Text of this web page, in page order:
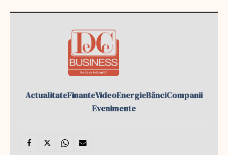
ActualitateFinanteVideoEnergieBănciCompanii
Evenimente